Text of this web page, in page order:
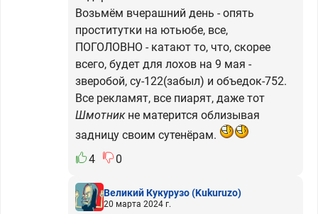
Возьмём вчерашний день - опять
проститутки на ютьюбе, все,
ПОГОЛОВНО - катают то, что, скорее
всего, будет для лохов на 9 мая -
зверобой, су-122(забыл) и объедок-752.
Все рекламят, все пиарят, даже тот
Шмотникне матерится облизывая
задницу своим сутенёрам.
4
0
Великий Кукурузо(Kukuruzo)
20 марта 2024 г.